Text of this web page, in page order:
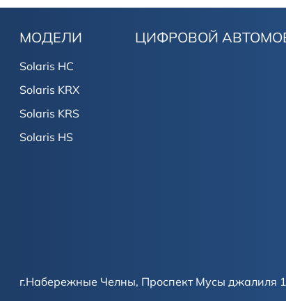
МОДЕЛИ
Solaris HC
Solaris KRX
Solaris KRS
Solaris HS
ЦИФРОВОЙ
г.Набережные Челны, Проспект Мусы джалиля